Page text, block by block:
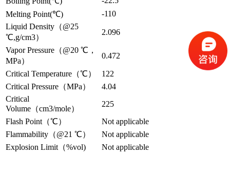
Melting Point(℃)
-110
Liquid Density（@25
℃,g/cm3）
2.096
Vapor Pressure（@20 ℃，
MPa）
0.472
Critical Temperature（℃）
122
Critical Pressure（MPa）
4.04
Critical
Volume（cm3/mole）
225
Flash Point（℃）
Not applicable
Flammability（@21 ℃）
Not applicable
Explosion Limit（%vol)
Not applicable